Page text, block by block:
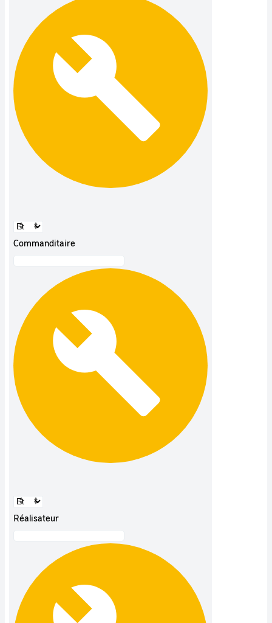
Commanditaire
Réalisateur